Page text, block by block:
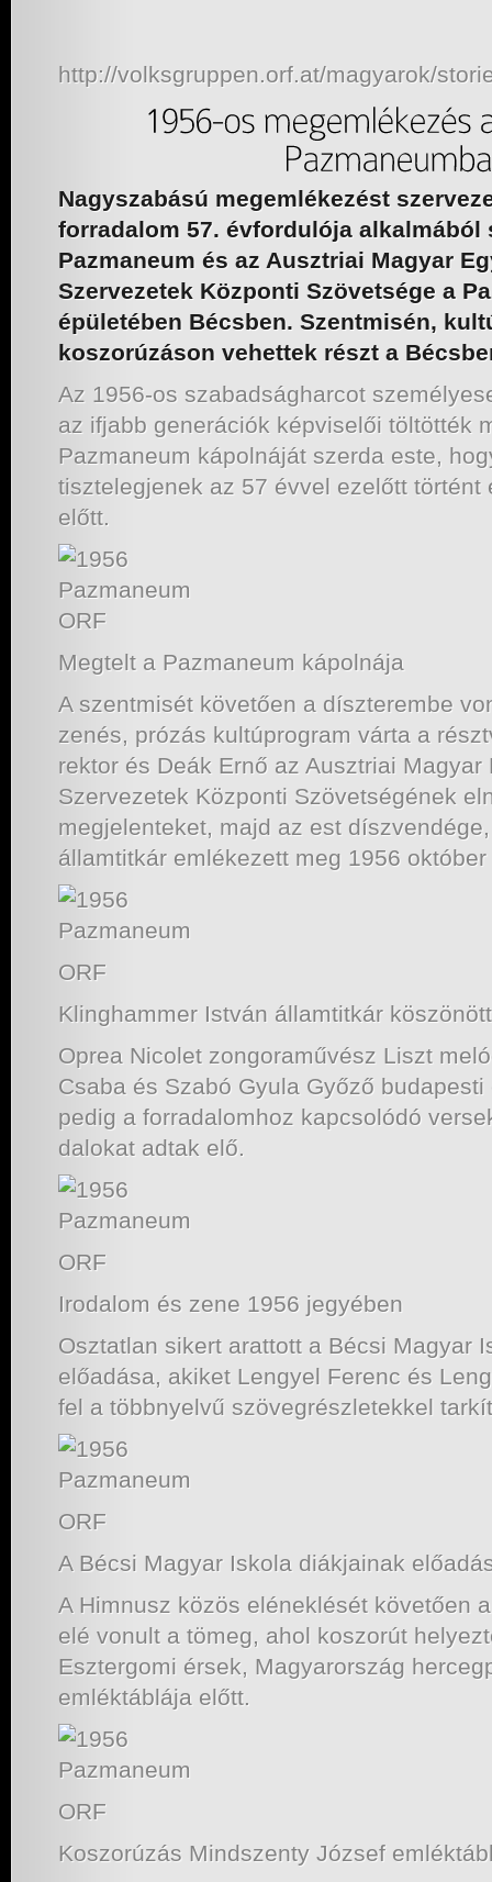
http://volksgruppen.orf.at/magyarok/
Nagyszabású megemlékezést
forradalom 57. évfordulója alkalmából
Pazmaneum és az Ausztriai Magyar
Szervezetek Központi Szövetsége a
épületében Bécsben. Szentmisén,
koszorúzáson vehettek részt a
Az 1956-os szabadságharcot
az ifjabb generációk képviselői töltötték
Pazmaneum kápolnáját szerda este,
tisztelegjenek az 57 évvel ezelőtt történt
előtt.
ORF
Megtelt a Pazmaneum kápolnája
A szentmisét követően a díszterembe
zenés, prózás kultúprogram várta a
rektor és Deák Ernő az Ausztriai Magyar
Szervezetek Központi Szövetségének
megjelenteket, majd az est
államtitkár emlékezett meg 1956
ORF
Klinghammer István államtitkár
Oprea Nicolet zongoraművész Liszt
Csaba és Szabó Gyula Győző
pedig a forradalomhoz kapcsolódó
dalokat adtak elő.
ORF
Irodalom és zene 1956 jegyében
Osztatlan sikert arattott a Bécsi Magyar
előadása, akiket Lengyel Ferenc és
fel a többnyelvű szövegrészletekkel
ORF
A Bécsi Magyar Iskola diákjainak
A Himnusz közös eléneklését követően
elé vonult a tömeg, ahol koszorút
Esztergomi érsek, Magyarország
emléktáblája előtt.
ORF
Koszorúzás Mindszenty József